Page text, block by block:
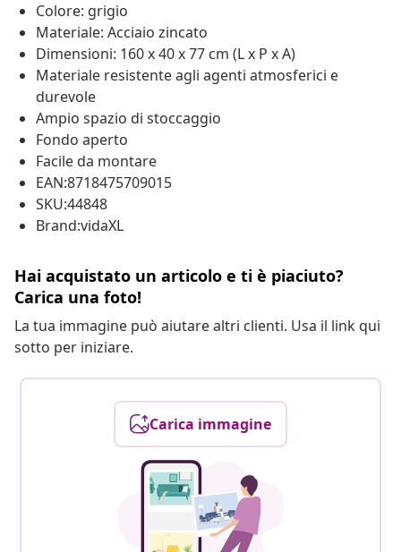
Colore: grigio
Materiale: Acciaio zincato
Dimensioni: 160 x 40 x 77 cm (L x P x A)
Materiale resistente agli agenti atmosferici e
durevole
Ampio spazio di stoccaggio
Fondo aperto
Facile da montare
EAN:8718475709015
SKU:44848
Brand:vidaXL
Hai acquistato un articolo e ti è piaciuto?
Carica una foto!
La tua immagine può aiutare altri clienti. Usa il link qui
sotto per iniziare.
Carica immagine